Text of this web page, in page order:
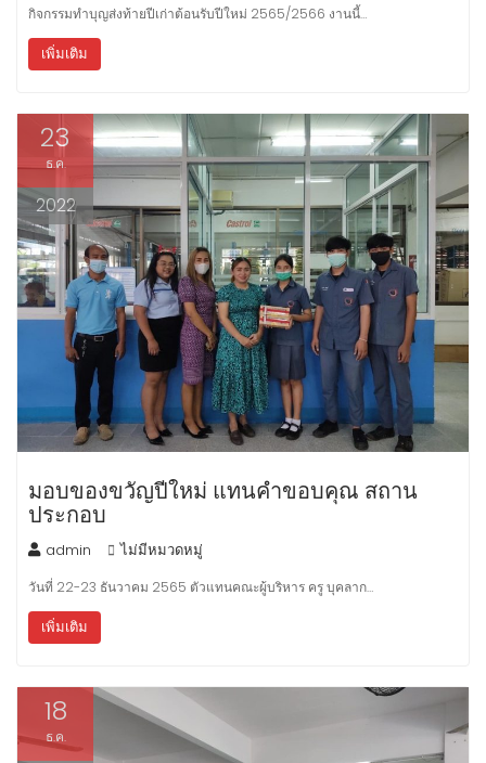
กิจกรรมทำบุญส่งท้ายปีเก่าต้อนรับปีใหม่ 2565/2566 งานนี้…
เพิ่มเติม
23
ธ.ค.
2022
มอบของขวัญปีใหม่ แทนคำขอบคุณ สถาน
ประกอบ
admin ไม่มีหมวดหมู่
วันที่ 22-23 ธันวาคม 2565 ตัวแทนคณะผู้บริหาร ครู บุคลาก…
เพิ่มเติม
18
ธ.ค.